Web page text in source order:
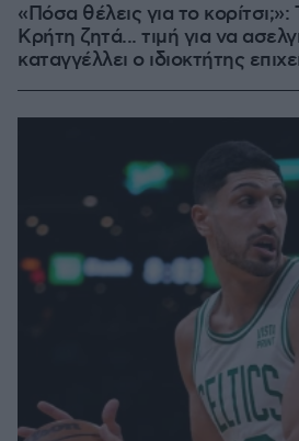
«Πόσα θέλεις για το
Κρήτη ζητά... τιμή για να
καταγγέλλει ο ιδιοκτήτης